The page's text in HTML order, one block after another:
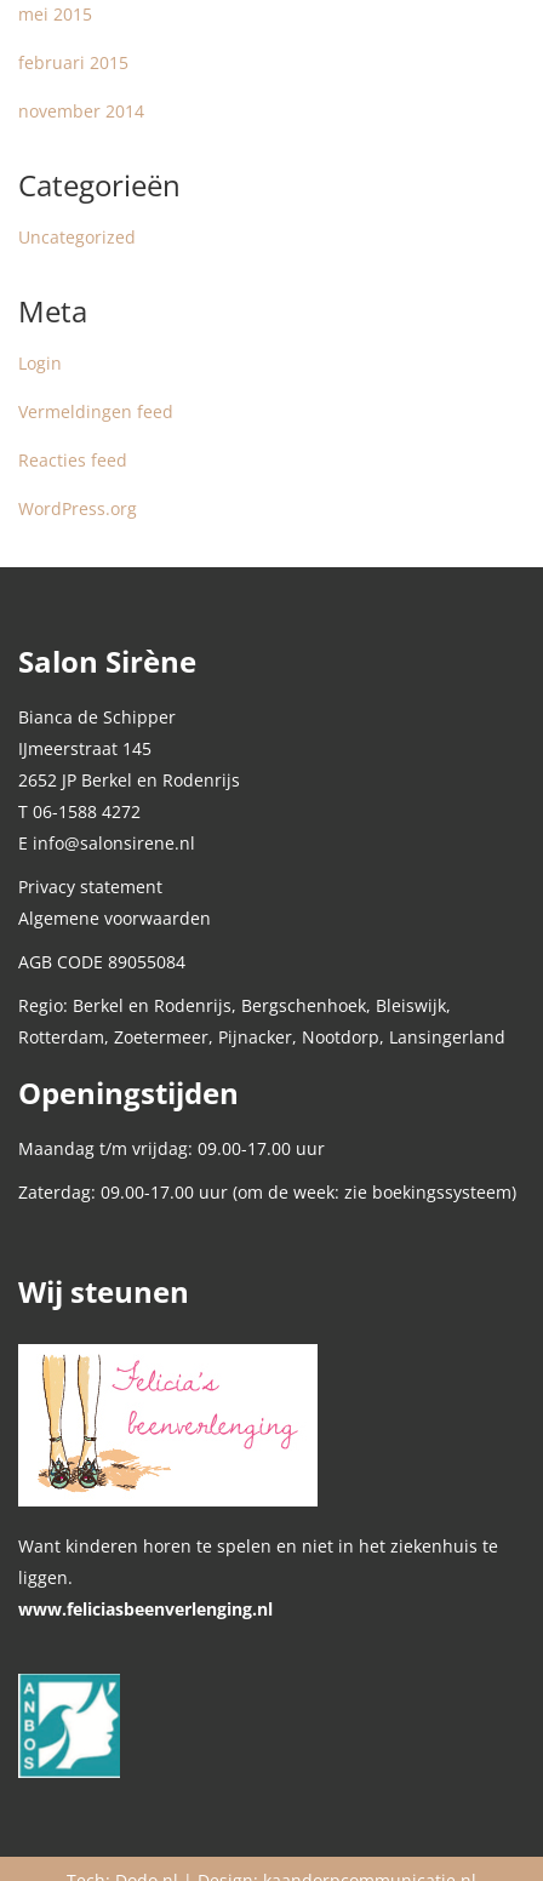
mei 2015
februari 2015
november 2014
Categorieën
Uncategorized
Meta
Login
Vermeldingen feed
Reacties feed
WordPress.org
Salon Sirène
Bianca de Schipper
IJmeerstraat 145
2652 JP Berkel en Rodenrijs
T 06-1588 4272
E info@salonsirene.nl
Privacy statement
Algemene voorwaarden
AGB CODE 89055084
Regio: Berkel en Rodenrijs, Bergschenhoek, Bleiswijk,
Rotterdam, Zoetermeer, Pijnacker, Nootdorp, Lansingerland
Openingstijden
Maandag t/m vrijdag: 09.00-17.00 uur
Zaterdag: 09.00-17.00 uur (om de week: zie boekingssysteem)
Wij steunen
Want kinderen horen te spelen en niet in het ziekenhuis te
liggen.
www.feliciasbeenverlenging.nl